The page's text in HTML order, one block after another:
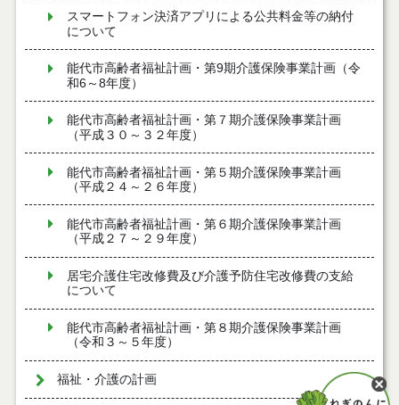
スマートフォン決済アプリによる公共料金等の納付
について
能代市高齢者福祉計画・第9期介護保険事業計画（令
和6～8年度）
能代市高齢者福祉計画・第７期介護保険事業計画
（平成３０～３２年度）
能代市高齢者福祉計画・第５期介護保険事業計画
（平成２４～２６年度）
能代市高齢者福祉計画・第６期介護保険事業計画
（平成２７～２９年度）
居宅介護住宅改修費及び介護予防住宅改修費の支給
について
能代市高齢者福祉計画・第８期介護保険事業計画
（令和３～５年度）
福祉・介護の計画